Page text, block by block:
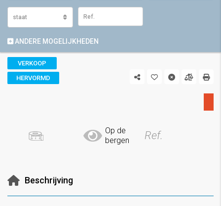
staat
ANDERE MOGELIJKHEDEN
VERKOOP
HERVORMD
Op de
bergen
Ref.
Beschrijving